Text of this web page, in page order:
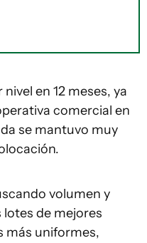
en 12 meses, ya
comercial en
se mantuvo muy
volumen y
de mejores
más uniformes,